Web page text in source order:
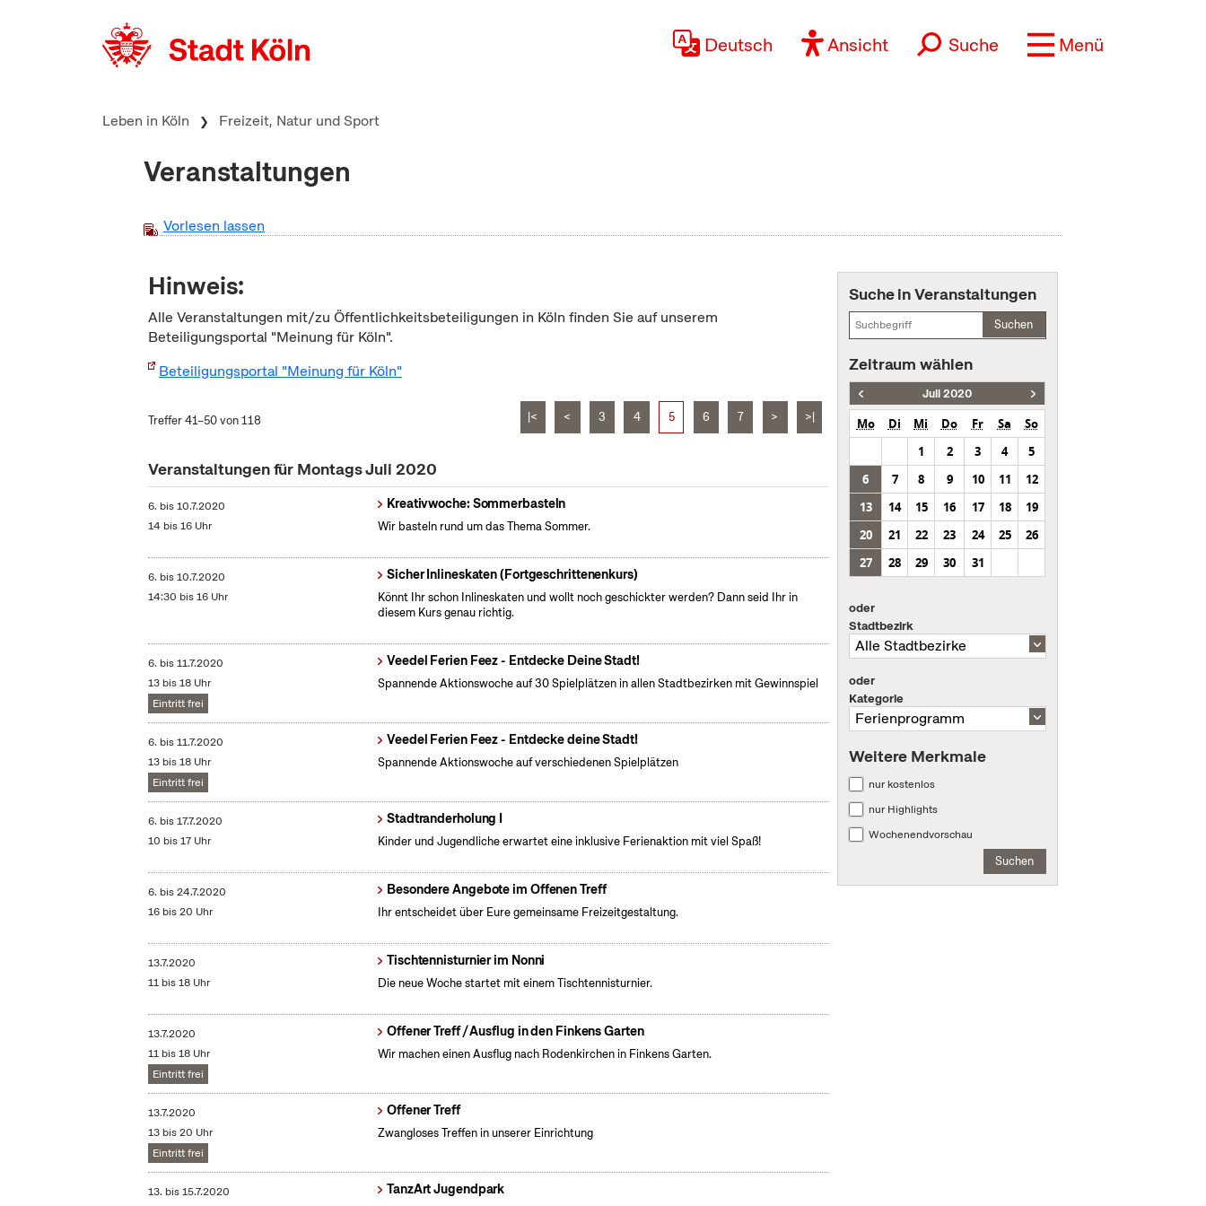
Deutsch Ansicht Suche Menü
Leben in Köln Freizeit, Natur und Sport
Veranstaltungen
Vorlesen lassen
Hinweis:
Alle Veranstaltungen mit/zu Öffentlichkeitsbeteiligungen in Köln finden Sie auf unserem
Beteiligungsportal "Meinung für Köln".
Beteiligungsportal "Meinung für Köln"
Treffer 41–50 von 118 |< < 3 4 5 6 7 > >|
Veranstaltungen für Montags Juli 2020
6. bis10.7.2020
14 bis 16 Uhr
Kreativwoche: Sommerbasteln
Wir basteln rund um das Thema Sommer.
6. bis10.7.2020
14:30 bis 16 Uhr
Sicher Inlineskaten (Fortgeschrittenenkurs)
Könnt Ihr schon Inlineskaten und wollt noch geschickter werden? Dann seid Ihr in
diesem Kurs genau richtig.
6. bis11.7.2020
13 bis 18 Uhr
Eintritt frei
Veedel Ferien Feez - Entdecke Deine Stadt!
Spannende Aktionswoche auf 30 Spielplätzen in allen Stadtbezirken mit Gewinnspiel
6. bis11.7.2020
13 bis 18 Uhr
Eintritt frei
Veedel Ferien Feez - Entdecke deine Stadt!
Spannende Aktionswoche auf verschiedenen Spielplätzen
6. bis17.7.2020
10 bis 17 Uhr
Stadtranderholung I
Kinder und Jugendliche erwartet eine inklusive Ferienaktion mit viel Spaß!
6. bis24.7.2020
16 bis 20 Uhr
Besondere Angebote im Offenen Treff
Ihr entscheidet über Eure gemeinsame Freizeitgestaltung.
13.7.2020
11 bis 18 Uhr
Tischtennisturnier im Nonni
Die neue Woche startet mit einem Tischtennisturnier.
13.7.2020
11 bis 18 Uhr
Eintritt frei
Offener Treff / Ausflug in den Finkens Garten
Wir machen einen Ausflug nach Rodenkirchen in Finkens Garten.
13.7.2020
13 bis 20 Uhr
Eintritt frei
Offener Treff
Zwangloses Treffen in unserer Einrichtung
13. bis15.7.2020
TanzArt Jugendpark
Suche in Veranstaltungen
Suchen
Zeitraum wählen
Juli 2020
Mo Di Mi Do Fr Sa
So
1
2 3 4
5
6
7 8 9 10 11
12
13
14 15 16 17 18
19
20
21 22 23 24 25
26
27
28 29 30 31
oder
Stadtbezirk
oder
Kategorie
Weitere Merkmale
nur kostenlos
nur Highlights
Wochenendvorschau
Suchen